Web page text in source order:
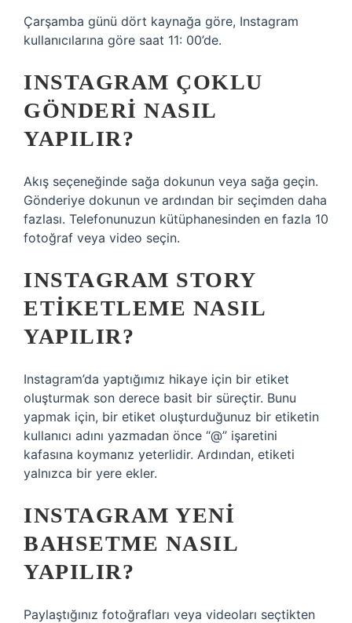
Çarşamba günü dört kaynağa göre, Instagram
kullanıcılarına göre saat 11: 00’de.
INSTAGRAM ÇOKLU
GÖNDERI NASIL
YAPILIR?
Akış seçeneğinde sağa dokunun veya sağa geçin.
Gönderiye dokunun ve ardından bir seçimden daha
fazlası. Telefonunuzun kütüphanesinden en fazla 10
fotoğraf veya video seçin.
INSTAGRAM STORY
ETIKETLEME NASIL
YAPILIR?
Instagram’da yaptığımız hikaye için bir etiket
oluşturmak son derece basit bir süreçtir. Bunu
yapmak için, bir etiket oluşturduğunuz bir etiketin
kullanıcı adını yazmadan önce “@” işaretini
kafasına koymanız yeterlidir. Ardından, etiketi
yalnızca bir yere ekler.
INSTAGRAM YENI
BAHSETME NASIL
YAPILIR?
Paylaştığınız fotoğrafları veya videoları seçtikten